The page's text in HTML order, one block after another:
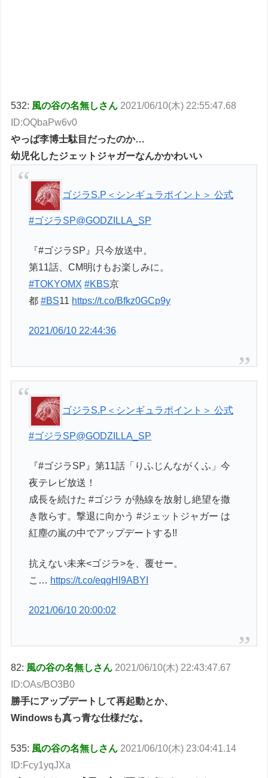
532: 風の谷の名無しさん 2021/06/10(木) 22:55:47.68
ID:OQbaPw6v0
やっぱ李博士駄目だったのか…
幼児化したジェットジャガーなんかかわいい
ゴジラS.P＜シンギュラポイント＞ 公式
#ゴジラSP@GODZILLA_SP
『#ゴジラSP』只今放送中。
第11話、CM明けもお楽しみに。
#TOKYOMX #KBS京
都#BS11 https://t.co/Bfkz0GCp9y
2021/06/10 22:44:36
ゴジラS.P＜シンギュラポイント＞ 公式
#ゴジラSP@GODZILLA_SP
『#ゴジラSP』第11話「りふじんながくふ」今
夜テレビ放送！
成長を続けた #ゴジラ が熱線を放射し絶望を撒
き散らす。撃退に向かう #ジェットジャガー は
紅塵の嵐の中でアップデートする!!
抗えない未来<ゴジラ>を、覆せー。
こ… https://t.co/eqgHl9ABYI
2021/06/10 20:00:02
82: 風の谷の名無しさん 2021/06/10(木) 22:43:47.67
ID:OAs/BO3B0
勝手にアップデートして再起動とか、
Windowsも真っ青な仕様だな。
535: 風の谷の名無しさん 2021/06/10(木) 23:04:41.14
ID:Fcy1yqJXa